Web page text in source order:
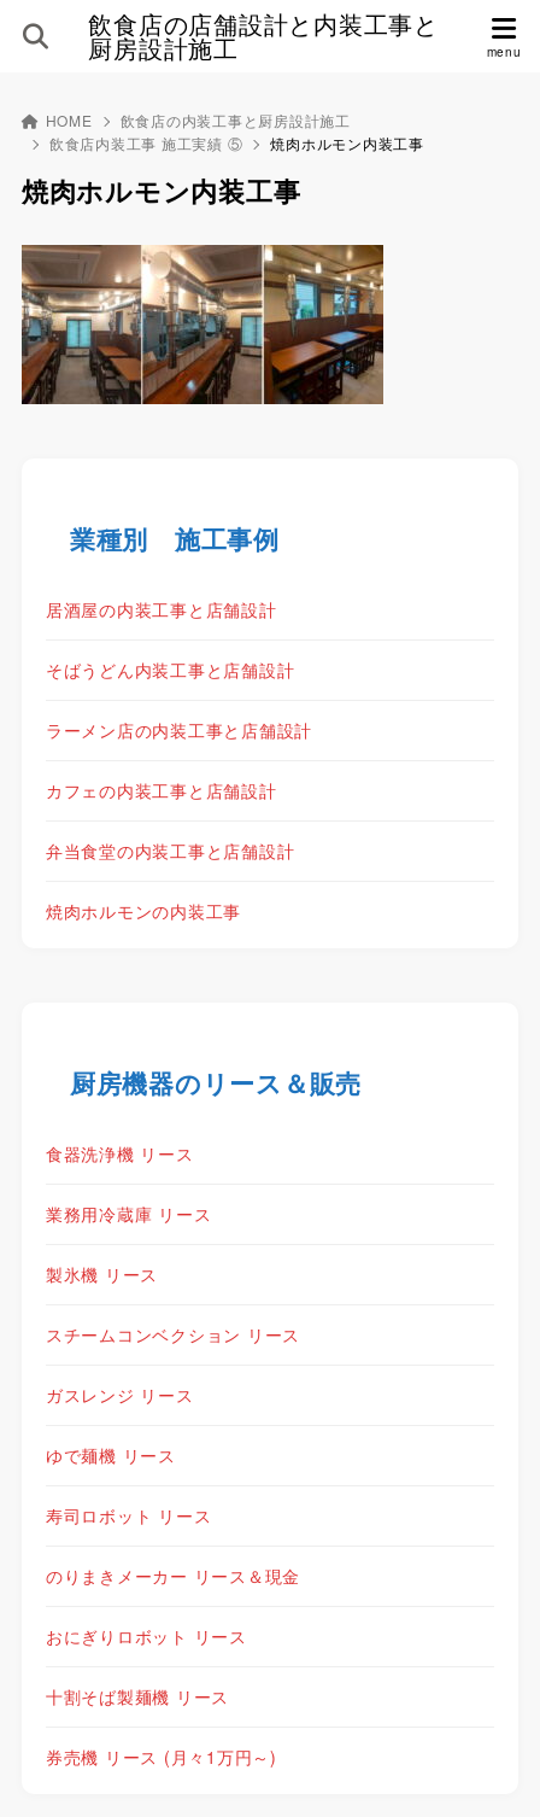
飲食店の店舗設計と内装工事と
厨房設計施工
HOME
飲食店の内装工事と厨房設計施工
飲食店内装工事 施工実績 ⑤
焼肉ホルモン内装工事
焼肉ホルモン内装工事
業種別 施工事例
居酒屋の内装工事と店舗設計
そばうどん内装工事と店舗設計
ラーメン店の内装工事と店舗設計
カフェの内装工事と店舗設計
弁当食堂の内装工事と店舗設計
焼肉ホルモンの内装工事
厨房機器のリース＆販売
食器洗浄機 リース
業務用冷蔵庫 リース
製氷機 リース
スチームコンベクション リース
ガスレンジ リース
ゆで麺機 リース
寿司ロボット リース
のりまきメーカー リース＆現金
おにぎりロボット リース
十割そば製麺機 リース
券売機 リース (月々1万円～)